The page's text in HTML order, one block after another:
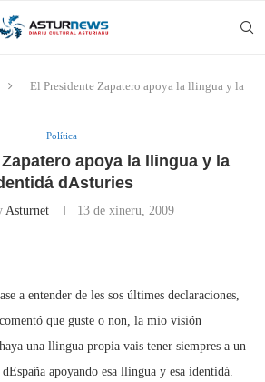
El Presidente Zapatero apoya la llingua y la
Política
apoya la llingua y la
dAsturies
Asturnet 13 de xineru, 2009
a entender de les sos últimes declaraciones,
que guste o non, la mio visión
haya una llingua propia vais tener siempres a un
apoyando esa llingua y esa identidá.